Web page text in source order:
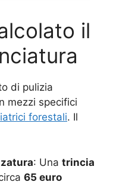
il
di pulizia
mezzi specifici
forestali. Il
: Una trincia
65 euro